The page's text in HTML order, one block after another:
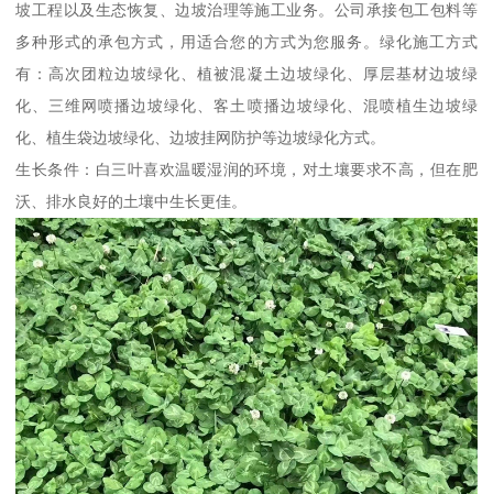
坡工程以及生态恢复、边坡治理等施工业务。公司承接包工包料等
多种形式的承包方式，用适合您的方式为您服务。绿化施工方式
有：高次团粒边坡绿化、植被混凝土边坡绿化、厚层基材边坡绿
化、三维网喷播边坡绿化、客土喷播边坡绿化、混喷植生边坡绿
化、植生袋边坡绿化、边坡挂网防护等边坡绿化方式。
生长条件：白三叶喜欢温暖湿润的环境，对土壤要求不高，但在肥
沃、排水良好的土壤中生长更佳。